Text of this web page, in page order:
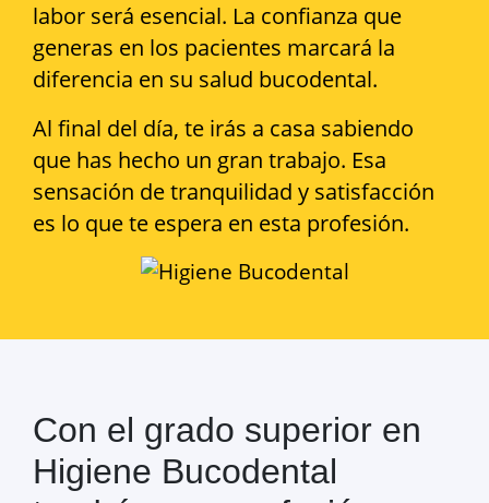
labor será esencial. La confianza que
generas en los pacientes marcará la
diferencia en su salud bucodental.
Al final del día, te irás a casa sabiendo
que has hecho un gran trabajo. Esa
sensación de tranquilidad y satisfacción
es lo que te espera en esta profesión.
Con el grado superior en
Higiene Bucodental